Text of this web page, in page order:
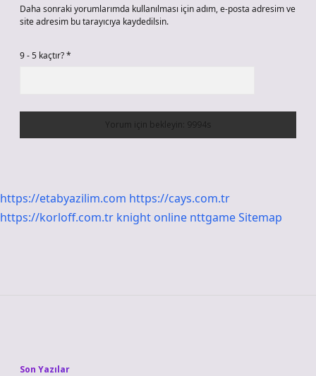
Daha sonraki yorumlarımda kullanılması için adım, e-posta adresim ve
site adresim bu tarayıcıya kaydedilsin.
9 - 5 kaçtır?*
https://etabyazilim.com https://cays.com.tr
https://korloff.com.tr knight online nttgameSitemap
Son Yazılar